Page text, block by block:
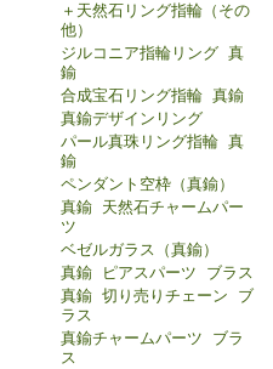
＋天然石リング指輪（その
他）
ジルコニア指輪リング 真
鍮
合成宝石リング指輪 真鍮
真鍮デザインリング
パール真珠リング指輪 真
鍮
ペンダント空枠（真鍮）
真鍮 天然石チャームパー
ツ
ベゼルガラス（真鍮）
真鍮 ピアスパーツ ブラス
真鍮 切り売りチェーン ブ
ラス
真鍮チャームパーツ ブラ
ス